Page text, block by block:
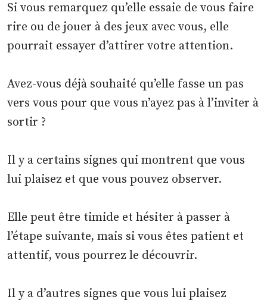
Si vous remarquez qu’elle essaie de vous faire
rire ou de jouer à des jeux avec vous, elle
pourrait essayer d’attirer votre attention.
Avez-vous déjà souhaité qu’elle fasse un pas
vers vous pour que vous n’ayez pas à l’inviter à
sortir ?
Il y a certains signes qui montrent que vous
lui plaisez et que vous pouvez observer.
Elle peut être timide et hésiter à passer à
l’étape suivante, mais si vous êtes patient et
attentif, vous pourrez le découvrir.
Il y a d’autres signes que vous lui plaisez